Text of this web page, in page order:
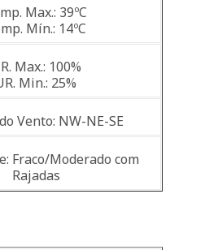
Max.: 39ºC
Mín.: 14ºC
Max.: 100%
Min.: 25%
Vento: NW-NE-SE
Fraco/Moderado com
Rajadas